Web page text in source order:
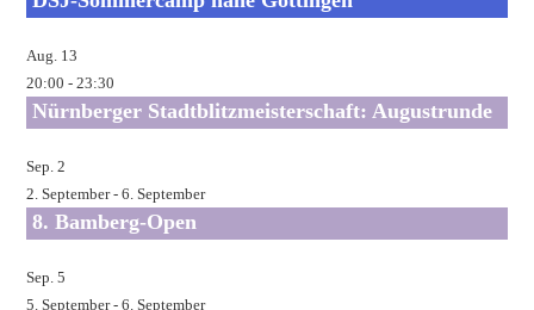
Aug. 13
20:00 -23:30
Nürnberger Stadtblitzmeisterschaft: Augustrunde
Sep.2
2. September-6. September
8. Bamberg-Open
Sep.5
5. September-6. September